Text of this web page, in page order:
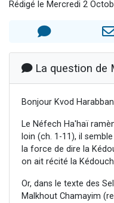
Il
Eva
Rédigé le Mercredi 2
La question de
Bonjour Kvod
Le Néfech Ha'haï
loin (ch. 1-11), il
la force de dire la
on ait récité la
Or, dans le texte des
Malkhout Chamayim